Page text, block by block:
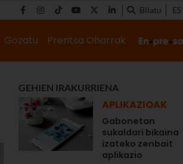
Bilatu ES
Gozatu Prentsa Oharrak
GEHIEN IRAKURRIENA
APLIKAZIOAK
Gabonetan
sukaldari bikaina
izateko zenbait
aplikazio